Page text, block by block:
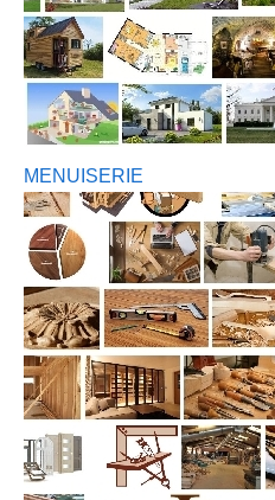
MENUISERIE